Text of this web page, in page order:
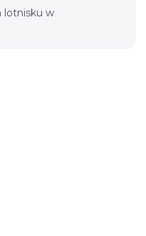
lotnisku w